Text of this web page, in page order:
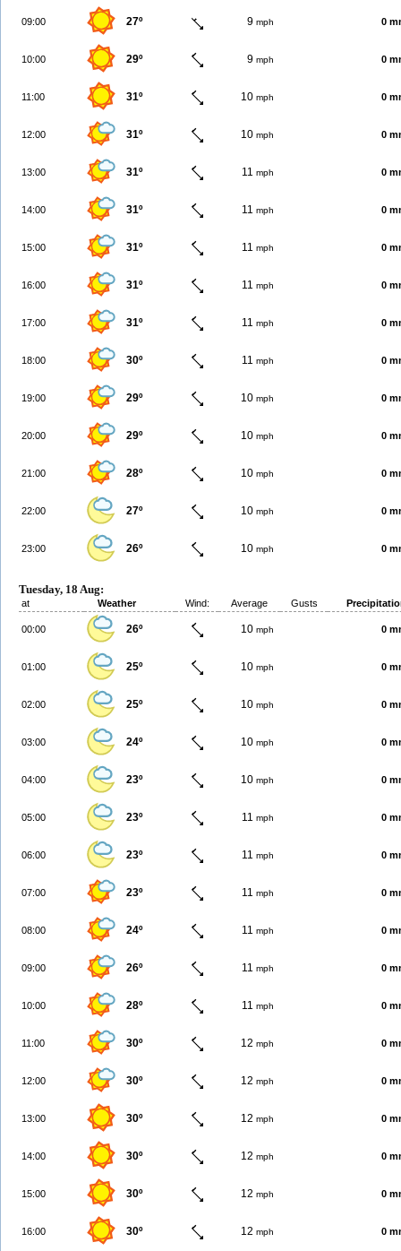
09:00 27º 9 mph 0
10:00 29º 9 mph 0
11:00 31º 10 mph 0
12:00 31º 10 mph 0
13:00 31º 11 mph 0
14:00 31º 11 mph 0
15:00 31º 11 mph 0
16:00 31º 11 mph 0
17:00 31º 11 mph 0
18:00 30º 11 mph 0
19:00 29º 10 mph 0
20:00 29º 10 mph 0
21:00 28º 10 mph 0
22:00 27º 10 mph 0
23:00 26º 10 mph 0
Tuesday, 18 Aug:
at Weather Wind: Average Gusts
00:00 26º 10 mph 0
01:00 25º 10 mph 0
02:00 25º 10 mph 0
03:00 24º 10 mph 0
04:00 23º 10 mph 0
05:00 23º 11 mph 0
06:00 23º 11 mph 0
07:00 23º 11 mph 0
08:00 24º 11 mph 0
09:00 26º 11 mph 0
10:00 28º 11 mph 0
11:00 30º 12 mph 0
12:00 30º 12 mph 0
13:00 30º 12 mph 0
14:00 30º 12 mph 0
15:00 30º 12 mph 0
16:00 30º 12 mph 0